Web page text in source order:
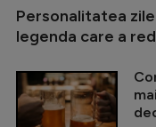
Personalitatea
legenda care a